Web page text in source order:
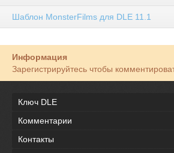
Шаблон MonsterFilms для DLE 11.1
Информация
Зарегистрируйтесь чтобы
Ключ DLE
Комментарии
Контакты